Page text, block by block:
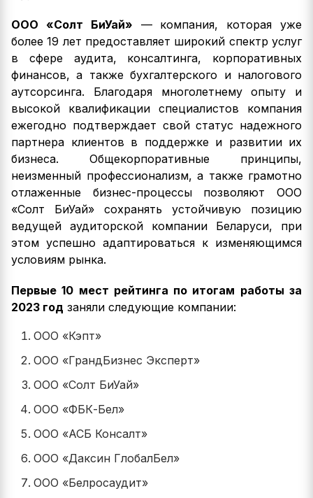
ООО «Солт БиУай» — компания, которая уже
более 19 лет предоставляет широкий спектр услуг
в сфере аудита, консалтинга, корпоративных
финансов, а также бухгалтерского и налогового
аутсорсинга. Благодаря многолетнему опыту и
высокой квалификации специалистов компания
ежегодно подтверждает свой статус надежного
партнера клиентов в поддержке и развитии их
бизнеса. Общекорпоративные принципы,
неизменный профессионализм, а также грамотно
отлаженные бизнес-процессы позволяют ООО
«Солт БиУай» сохранять устойчивую позицию
ведущей аудиторской компании Беларуси, при
этом успешно адаптироваться к изменяющимся
условиям рынка.
Первые 10 мест рейтинга по итогам работы за
2023 год заняли следующие компании:
ООО «Кэпт»
ООО «ГрандБизнес Эксперт»
ООО «Солт БиУай»
ООО «ФБК-Бел»
ООО «АСБ Консалт»
ООО «Даксин ГлобалБел»
ООО «Белросаудит»